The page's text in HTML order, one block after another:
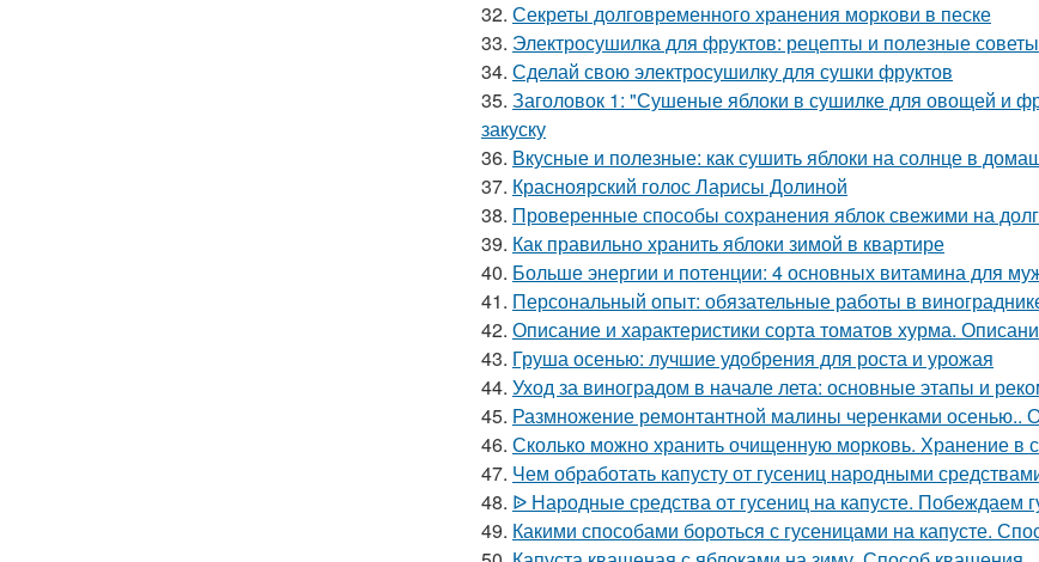
32. Секреты долговременного хранения моркови в песке
33. Электросушилка для фруктов: рецепты и полезные советы
34. Сделай свою электросушилку для сушки фруктов
35. Заголовок 1: "Сушеные яблоки в сушилке для овощей и
закуску
36. Вкусные и полезные: как сушить яблоки на солнце в
37. Красноярский голос Ларисы Долиной
38. Проверенные способы сохранения яблок свежими на
39. Как правильно хранить яблоки зимой в квартире
40. Больше энергии и потенции: 4 основных витамина для
41. Персональный опыт: обязательные работы в
42. Описание и характеристики сорта томатов хурма.
43. Груша осенью: лучшие удобрения для роста и урожая
44. Уход за виноградом в начале лета: основные этапы и
45. Размножение ремонтантной малины черенками осенью..
46. Сколько можно хранить очищенную морковь. Хранение в
47. Чем обработать капусту от гусениц народными
48. ᐉ Народные средства от гусениц на капусте. Побеждаем
49. Какими способами бороться с гусеницами на капусте.